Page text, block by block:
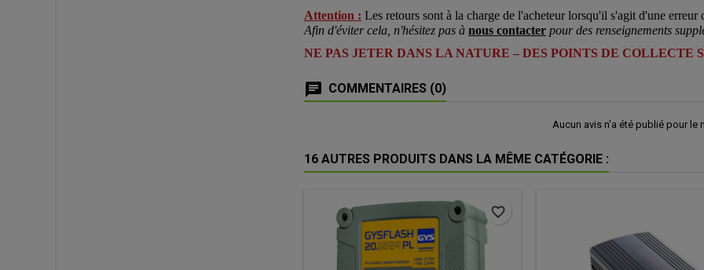
Attention : Les retours sont à la charge de l'acheteur lorsqu'il s'agit d'une erreur
Afin d'éviter cela, n'hésitez pas à nous contacter pour des renseignements
NE PAS JETER DANS LA NATURE – DES POINTS DE COLLECTE
COMMENTAIRES (0)
Aucun avis n'a été publié pour le
16 AUTRES PRODUITS DANS LA MÊME CATÉGORIE :
favorite_border